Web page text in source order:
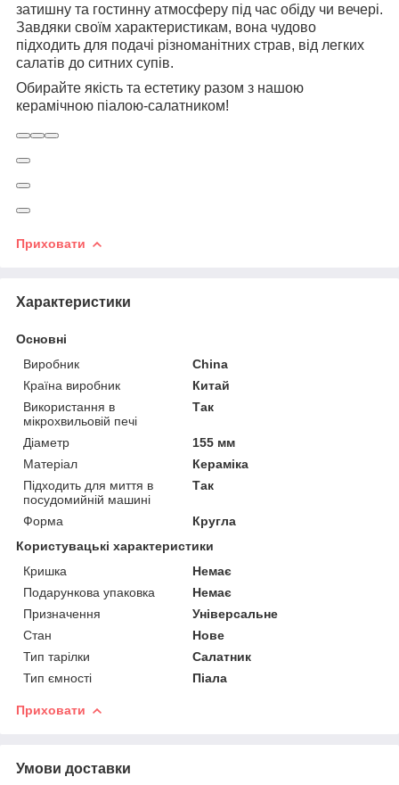
затишну та гостинну атмосферу під час обіду чи вечері.
Завдяки своїм характеристикам, вона чудово
підходить для подачі різноманітних страв, від легких
салатів до ситних супів.
Обирайте якість та естетику разом з нашою
керамічною піалою-салатником!
Приховати
Характеристики
Основні
Виробник
China
Країна виробник
Китай
Використання в
мікрохвильовій печі
Так
Діаметр
155 мм
Матеріал
Кераміка
Підходить для миття в
посудомийній машині
Так
Форма
Кругла
Користувацькі характеристики
Кришка
Немає
Подарункова упаковка
Немає
Призначення
Універсальне
Стан
Нове
Тип тарілки
Салатник
Тип ємності
Піала
Приховати
Умови доставки